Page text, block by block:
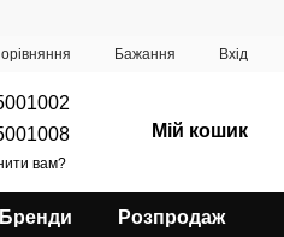
Бажання Вхід
вам?
Мій кошик
Бренди Розпродаж